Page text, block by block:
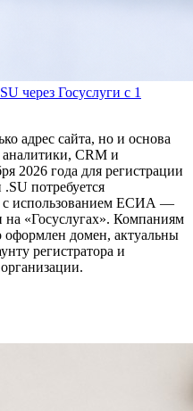
через Госуслуги с 1
адрес сайта, но и основа
аналитики, CRM и
2026 года для регистрации
потребуется
с использованием ЕСИА —
на «Госуслугах». Компаниям
оформлен домен, актуальны
регистратора и
организации.